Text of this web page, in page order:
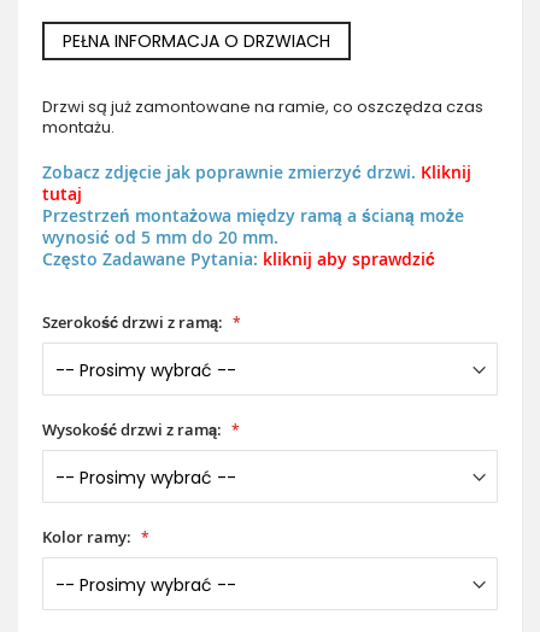
PEŁNA INFORMACJA O DRZWIACH
Drzwi są już zamontowane na ramie, co oszczędza czas
montażu.
Zobacz zdjęcie jak poprawnie zmierzyć drzwi. Kliknij
tutaj
Przestrzeń montażowa między ramą a ścianą może
wynosić od 5 mm do 20 mm.
Często Zadawane Pytania: kliknij aby sprawdzić
Szerokość drzwi z ramą:
Wysokość drzwi z ramą:
Kolor ramy: